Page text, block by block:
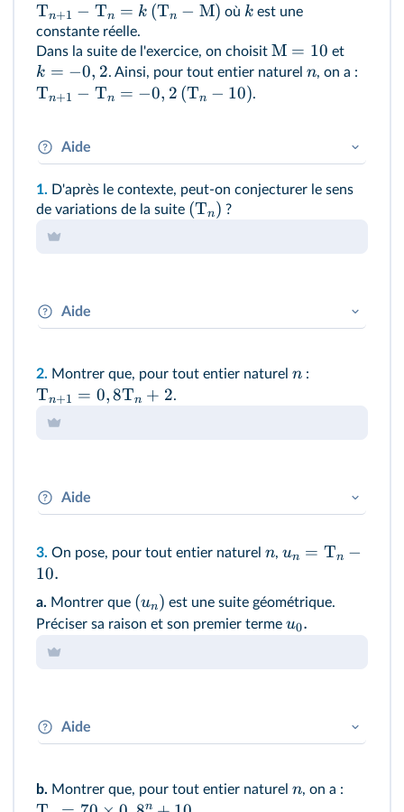
Tn+1 − Tn = k (Tn − M) où k est une
constante réelle.
Dans la suite de l'exercice, on choisit M = 10 et
k = −0, 2. Ainsi, pour tout entier naturel n, on a :
Tn+1 − Tn = −0, 2 (Tn − 10).
Aide
Information n°2 importante de l'énoncé à
retenir et à noter sur sa feuille de brouillon.
1. D'après le contexte, peut‑on conjecturer le sens
de variations de la suite (Tn) ?
Aide
2. Montrer que, pour tout entier naturel n :
Tn+1 = 0,8Tn + 2.
Aide
n°2.
3. On pose, pour tout entier naturel n, un = Tn −
10.
a. Montrer que (un) est une suite géométrique.
Préciser sa raison et son premier terme u0.
Aide
déterminer une expression d'une suite
géométrique.
b. Montrer que, pour tout entier naturel n, on a :
n